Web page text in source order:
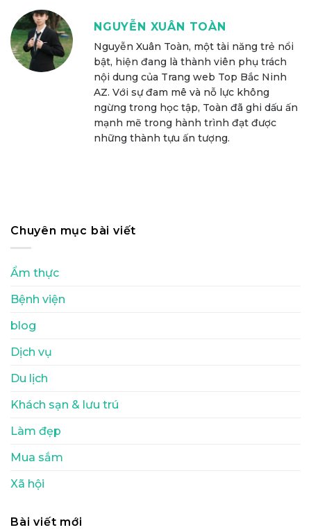
NGUYỄN XUÂN TOÀN
Nguyễn Xuân Toàn, một tài năng trẻ nổi
bật, hiện đang là thành viên phụ trách
nội dung của Trang web Top Bắc Ninh
AZ. Với sự đam mê và nỗ lực không
ngừng trong học tập, Toàn đã ghi dấu ấn
mạnh mẽ trong hành trình đạt được
những thành tựu ấn tượng.
Chuyên mục bài viết
Ẩm thực
Bệnh viện
blog
Dịch vụ
Du lịch
Khách sạn & lưu trú
Làm đẹp
Mua sắm
Xã hội
Bài viết mới